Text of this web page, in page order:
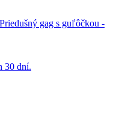
Priedušný gag s guľôčkou -
30 dní.